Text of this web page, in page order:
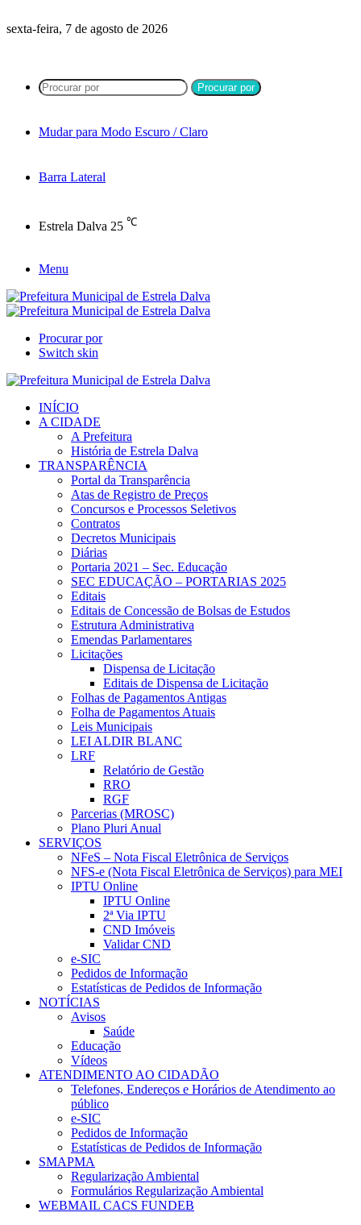
sexta-feira, 7 de agosto de 2026
Procurar por
Mudar para Modo Escuro / Claro
Barra Lateral
Estrela Dalva 25 ℃
Menu
Procurar por
Switch skin
INÍCIO
A CIDADE
A Prefeitura
História de Estrela Dalva
TRANSPARÊNCIA
Portal da Transparência
Atas de Registro de Preços
Concursos e Processos Seletivos
Contratos
Decretos Municipais
Diárias
Portaria 2021 – Sec. Educação
SEC EDUCAÇÃO – PORTARIAS 2025
Editais
Editais de Concessão de Bolsas de Estudos
Estrutura Administrativa
Emendas Parlamentares
Licitações
Dispensa de Licitação
Editais de Dispensa de Licitação
Folhas de Pagamentos Antigas
Folha de Pagamentos Atuais
Leis Municipais
LEI ALDIR BLANC
LRF
Relatório de Gestão
RRO
RGF
Parcerias (MROSC)
Plano Pluri Anual
SERVIÇOS
NFeS – Nota Fiscal Eletrônica de Serviços
NFS-e (Nota Fiscal Eletrônica de Serviços) para MEI
IPTU Online
IPTU Online
2ª Via IPTU
CND Imóveis
Validar CND
e-SIC
Pedidos de Informação
Estatísticas de Pedidos de Informação
NOTÍCIAS
Avisos
Saúde
Educação
Vídeos
ATENDIMENTO AO CIDADÃO
Telefones, Endereços e Horários de Atendimento ao
público
e-SIC
Pedidos de Informação
Estatísticas de Pedidos de Informação
SMAPMA
Regularização Ambiental
Formulários Regularização Ambiental
WEBMAIL CACS FUNDEB